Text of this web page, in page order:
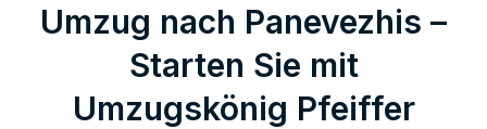
Umzug nach Panevezhis –
Starten Sie mit
Umzugskönig Pfeiffer